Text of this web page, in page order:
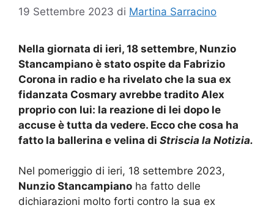
19 Settembre 2023 di Martina Sarracino
Nella giornata di ieri, 18 settembre, Nunzio
Stancampiano è stato ospite da Fabrizio
Corona in radio e ha rivelato che la sua ex
fidanzata Cosmary avrebbe tradito Alex
proprio con lui: la reazione di lei dopo le
accuse è tutta da vedere. Ecco che cosa ha
fatto la ballerina e velina di Striscia la Notizia.
Nel pomeriggio di ieri, 18 settembre 2023,
Nunzio Stancampiano ha fatto delle
dichiarazioni molto forti contro la sua ex